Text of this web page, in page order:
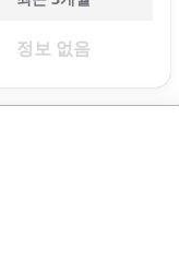
정보 없음